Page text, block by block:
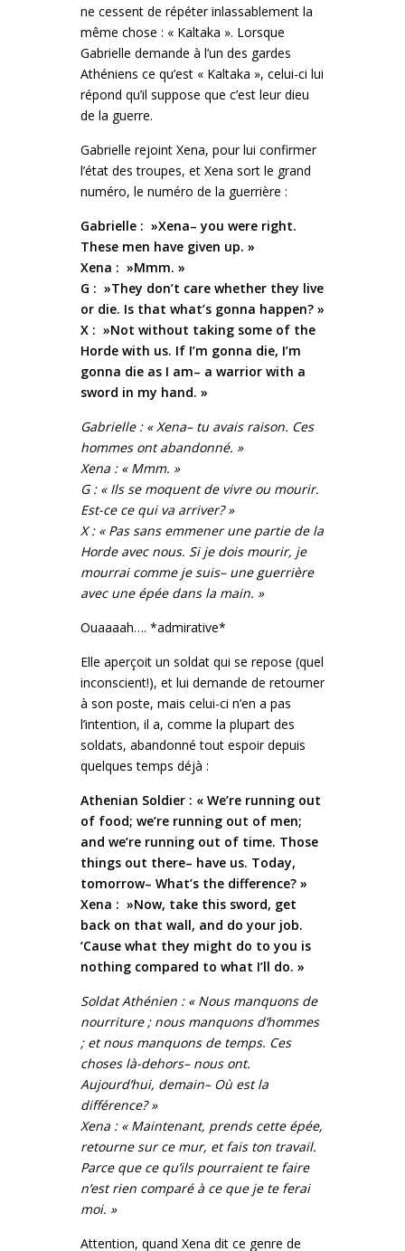
ne cessent de répéter inlassablement la
même chose : « Kaltaka ». Lorsque
Gabrielle demande à l’un des gardes
Athéniens ce qu’est « Kaltaka », celui-ci lui
répond qu’il suppose que c’est leur dieu
de la guerre.
Gabrielle rejoint Xena, pour lui confirmer
l’état des troupes, et Xena sort le grand
numéro, le numéro de la guerrière :
Gabrielle : »Xena– you were right.
These men have given up. »
Xena : »Mmm. »
G : »They don’t care whether they live
or die. Is that what’s gonna happen? »
X : »Not without taking some of the
Horde with us. If I’m gonna die, I’m
gonna die as I am– a warrior with a
sword in my hand. »
Gabrielle : « Xena– tu avais raison. Ces
hommes ont abandonné. »
Xena : « Mmm. »
G : « Ils se moquent de vivre ou mourir.
Est-ce ce qui va arriver? »
X : « Pas sans emmener une partie de la
Horde avec nous. Si je dois mourir, je
mourrai comme je suis– une guerrière
avec une épée dans la main. »
Ouaaaah…. *admirative*
Elle aperçoit un soldat qui se repose (quel
inconscient!), et lui demande de retourner
à son poste, mais celui-ci n’en a pas
l’intention, il a, comme la plupart des
soldats, abandonné tout espoir depuis
quelques temps déjà :
Athenian Soldier : « We’re running out
of food; we’re running out of men;
and we’re running out of time. Those
things out there– have us. Today,
tomorrow– What’s the difference? »
Xena : »Now, take this sword, get
back on that wall, and do your job.
‘Cause what they might do to you is
nothing compared to what I’ll do. »
Soldat Athénien : « Nous manquons de
nourriture ; nous manquons d’hommes
; et nous manquons de temps. Ces
choses là-dehors– nous ont.
Aujourd’hui, demain– Où est la
différence? »
Xena : « Maintenant, prends cette épée,
retourne sur ce mur, et fais ton travail.
Parce que ce qu’ils pourraient te faire
n’est rien comparé à ce que je te ferai
moi. »
Attention, quand Xena dit ce genre de